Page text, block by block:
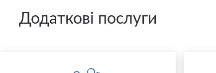
Додаткові послуги